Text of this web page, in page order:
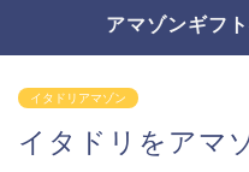
アマゾンギフ
イタドリアマゾン
イタドリをアマ